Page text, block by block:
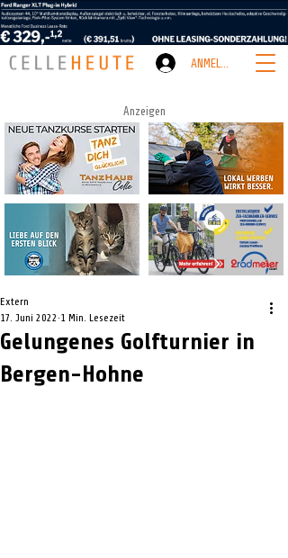
ANMELDEN
Anzeigen
Gelungenes Golfturnier in
Bergen-Hohne
Extern
17. Juni 2022 1 Min. Lesezeit